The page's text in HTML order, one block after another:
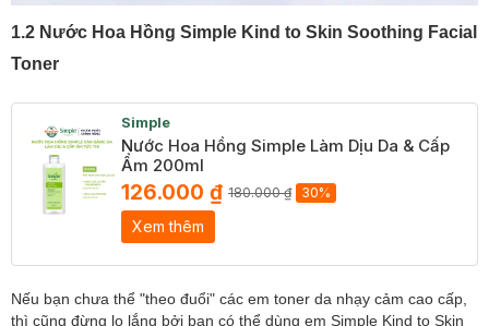
1.2 Nước Hoa Hồng Simple Kind to Skin Soothing Facial
Toner
Simple
Nước Hoa Hồng Simple Làm Dịu Da & Cấp
Ẩm 200ml
126.000 ₫ 180.000 ₫ 30%
Xem thêm
Nếu bạn chưa thể "theo đuổi" các em toner da nhạy cảm cao cấp,
thì cũng đừng lo lắng bởi bạn có thể dùng em Simple Kind to Skin